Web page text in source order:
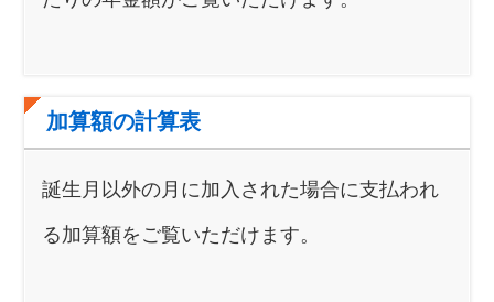
加算額の計算表
誕生月以外の月に加入された場合に支払われ
る加算額をご覧いただけます。